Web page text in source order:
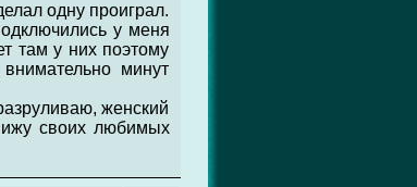
одну проиграл.
у меня
там у них поэтому
минут
женский
своих любимых